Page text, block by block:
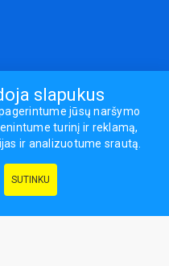
- erasportas.lt © 2026
slapukus
jūsų naršymo
turinį ir reklamą,
ir analizuotume srautą.
SUTINKU